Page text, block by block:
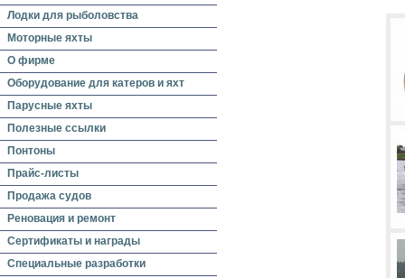
Лодки для рыболовства
Моторные яхты
О фирме
Оборудование для катеров и яхт
Парусные яхты
Полезные ссылки
Понтоны
Прайс-листы
Продажа судов
Реновация и ремонт
Сертификаты и награды
Специальные разработки